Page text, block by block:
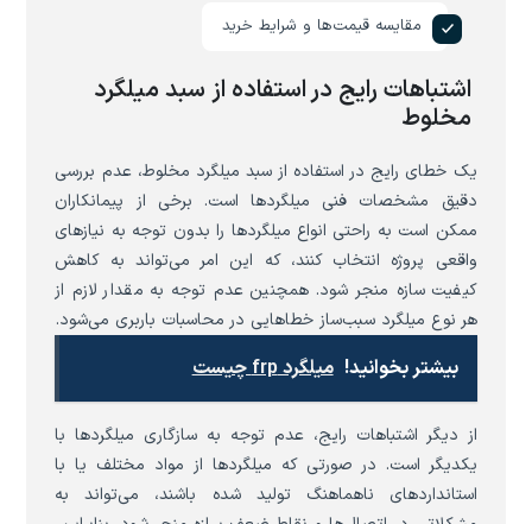
مقایسه قیمت‌ها و شرایط خرید
اشتباهات رایج در استفاده از سبد میلگرد
مخلوط
یک خطای رایج در استفاده از سبد میلگرد مخلوط، عدم بررسی
دقیق مشخصات فنی میلگردها است. برخی از پیمانکاران
ممکن است به راحتی انواع میلگردها را بدون توجه به نیازهای
واقعی پروژه انتخاب کنند، که این امر می‌تواند به کاهش
کیفیت سازه منجر شود. همچنین عدم توجه به مقدار لازم از
هر نوع میلگرد سبب‌ساز خطاهایی در محاسبات باربری می‌شود.
بیشتر بخوانید! میلگرد frp چیست
از دیگر اشتباهات رایج، عدم توجه به سازگاری میلگردها با
یکدیگر است. در صورتی که میلگردها از مواد مختلف یا با
استانداردهای ناهماهنگ تولید شده باشند، می‌تواند به